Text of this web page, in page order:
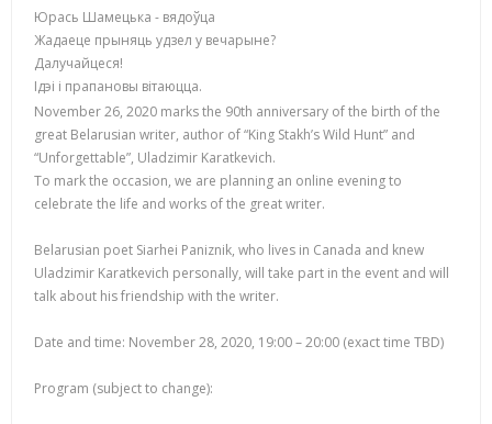
Юрась Шамецька - вядоўца
Жадаеце прыняць удзел у вечарыне?
Далучайцеся!
Ідэі і прапановы вітаюцца.
November 26, 2020 marks the 90th anniversary of the birth of the
great Belarusian writer, author of “King Stakh’s Wild Hunt” and
“Unforgettable”, Uladzimir Karatkevich.
To mark the occasion, we are planning an online evening to
celebrate the life and works of the great writer.
Belarusian poet Siarhei Paniznik, who lives in Canada and knew
Uladzimir Karatkevich personally, will take part in the event and will
talk about his friendship with the writer.
Date and time: November 28, 2020, 19:00 – 20:00 (exact time TBD)
Program (subject to change):